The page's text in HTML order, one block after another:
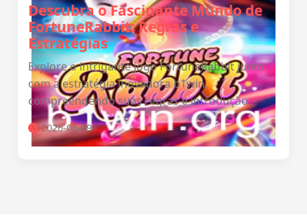
Descubra o Fascinante Mundo de
FortuneRabbit: Regras e
Estratégias
Explore o intrigante jogo FortuneRabbit junto
com a estratégia inovadora b1win,
compreendendo suas regras e introdução.
2026-06-09